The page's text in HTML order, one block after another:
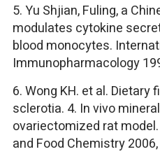
5. Yu Shjian, Fuling, a
modulates cytokine
blood monocytes.
Immunopharmacology
6. Wong KH. et al.
sclerotia. 4. In vivo
ovariectomized rat
and Food Chemistry